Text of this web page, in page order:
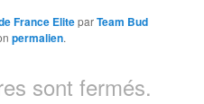
France EliteparTeam Bud
permalien.
sont fermés.